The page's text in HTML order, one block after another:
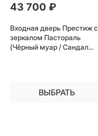
43 700 ₽
Входная дверь Престиж с
зеркалом Пастораль
(Чёрный муар / Сандал
ВЫБРАТЬ